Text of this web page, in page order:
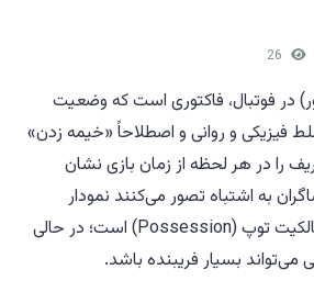
در فوتبال، فاکتوری است که وضعیت
فیزیکی و روانی و اصطلاحاً «خیمه زدن»
را در هر لحظه از زمان بازی نشان
به اشتباه تصور می‌کنند نمودار
مومنتوم همان درصد مالکیت توپ (Possession) است؛ در حالی
می‌تواند بسیار فریبنده باشد.